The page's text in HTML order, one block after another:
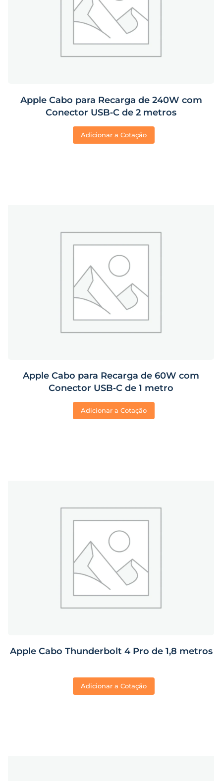
Apple Cabo para Recarga de 240W com
Conector USB‑C de 2 metros
Adicionar a Cotação
Apple Cabo para Recarga de 60W com
Conector USB‑C de 1 metro
Adicionar a Cotação
Apple Cabo Thunderbolt 4 Pro de 1,8 metros
Adicionar a Cotação